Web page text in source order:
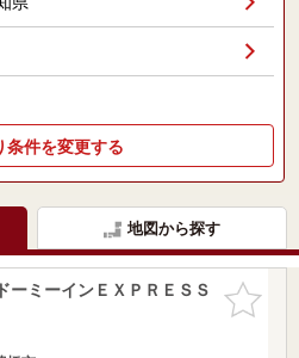
条件を変更する
地図から探す
お気に入
りに追加
ミーインＥＸＰＲＥＳＳ